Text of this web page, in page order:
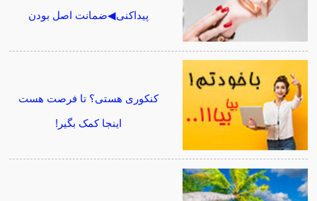
پیداکنی◀ضمانت اصل بودن
کنکوری هستی؟ تا فرصت هست
اینجا کمک بگیر!